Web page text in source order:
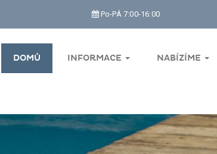
Po-PÁ 7:00-16:00
DOMŮ INFORMACE NABÍZÍME